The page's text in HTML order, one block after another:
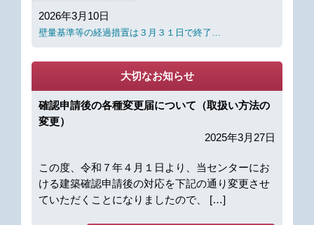
2026年3月10日
壁量基準等の経過措置は３月３１日で終了…
大切なお知らせ
確認申請後の各種変更届について（取扱い方法の
変更）
2025年3月27日
この度、令和７年４月１日より、当センターにお
ける建築確認申請後の対応を下記の通り変更させ
ていただくことになりましたので、 […]